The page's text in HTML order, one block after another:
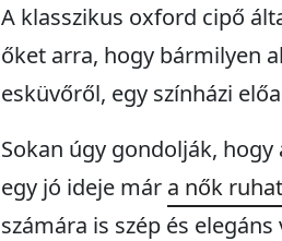
A klasszikus oxford cipő
őket arra, hogy bármilyen
esküvőről, egy színházi
Sokan úgy gondolják,
egy jó ideje már a nők
számára is szép és